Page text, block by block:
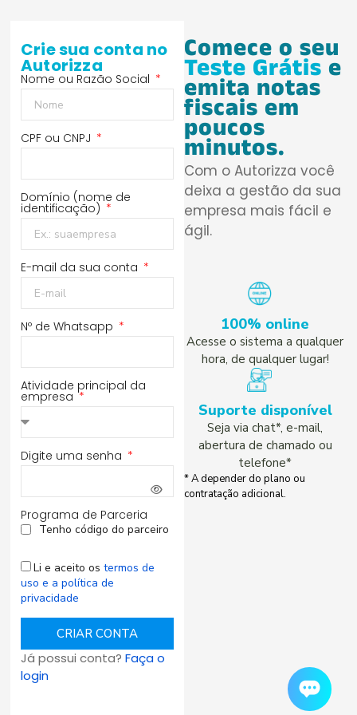
Comece o seu
Teste Grátise
emita notas
fiscais em
poucos
minutos.
Com o Autorizza você
deixa a gestão da sua
empresa mais fácil e
ágil.
100% online
Acesse o sistema a qualquer
hora, de qualquer lugar!
Suporte disponível
Seja via chat*, e-mail,
abertura de chamado ou
telefone*
* A depender do plano ou
contratação adicional.
Crie sua conta no
Autorizza
Nome ou Razão Social
CPF ou CNPJ
Domínio (nome de
identificação)
E-mail da sua conta
Nº de Whatsapp
Atividade principal da
empresa
Digite uma senha
Programa de Parceria
Tenho código do parceiro
Li e aceito os termos de
uso e a política de
privacidade
CRIAR CONTA
Já possui conta? Faça o
login